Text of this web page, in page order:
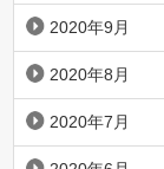
2020年9月
2020年8月
2020年7月